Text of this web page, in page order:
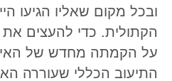
ובכל מקום שאליו הגיעו
הקתולית. כדי להעצים
על הקמתה מחדש של
התיעוב הכללי שעוררה